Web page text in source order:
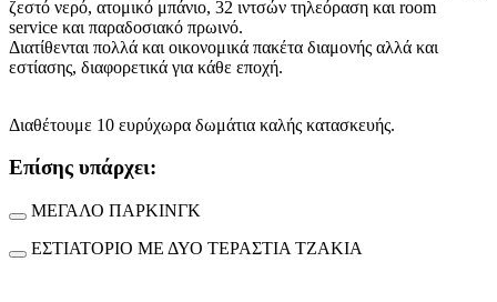
ζεστό νερό, ατομικό μπάνιο, 32 ιντσών τηλεόραση και room
service και παραδοσιακό πρωινό.
Διατίθενται πολλά και οικονομικά πακέτα διαμονής αλλά και
εστίασης, διαφορετικά για κάθε εποχή.
Διαθέτουμε 10 ευρύχωρα δωμάτια καλής κατασκευής.
Eπίσης υπάρχει:
ΜΕΓΑΛΟ ΠΑΡΚΙΝΓΚ
ΕΣΤΙΑΤΟΡΙΟ ΜΕ ΔΥΟ ΤΕΡΑΣΤΙΑ ΤΖΑΚΙΑ